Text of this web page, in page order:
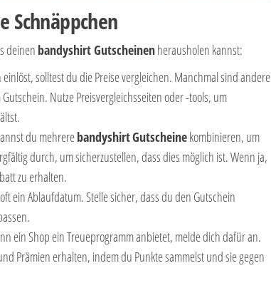
Schnäppchen
deinen bandyshirt Gutscheinenherausholen kannst:
solltest du die Preise vergleichen. Manchmal sind andere
Nutze Preisvergleichsseiten oder -tools, um
du mehrerebandyshirtGutscheinekombinieren, um
durch, um sicherzustellen, dass dies möglich ist. Wenn ja,
zu erhalten.
ein Ablaufdatum. Stelle sicher, dass du den Gutschein
ein Shop ein Treueprogramm anbietet, melde dich dafür an.
Prämien erhalten, indem du Punkte sammelst und sie gegen